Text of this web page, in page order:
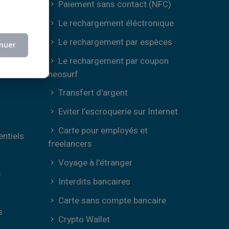
Paiement sans contact (NFC)
Le rechargement éléctronique
Le rechargement par espèces
Le rechargement par coupon
neosurf
Transfert d'argent
Eviter l’escroquerie sur Internet
Carte pour employés et
freelancers
Voyage à l'étranger
Interdits bancaires
Carte sans compte bancaire
Crypto Wallet